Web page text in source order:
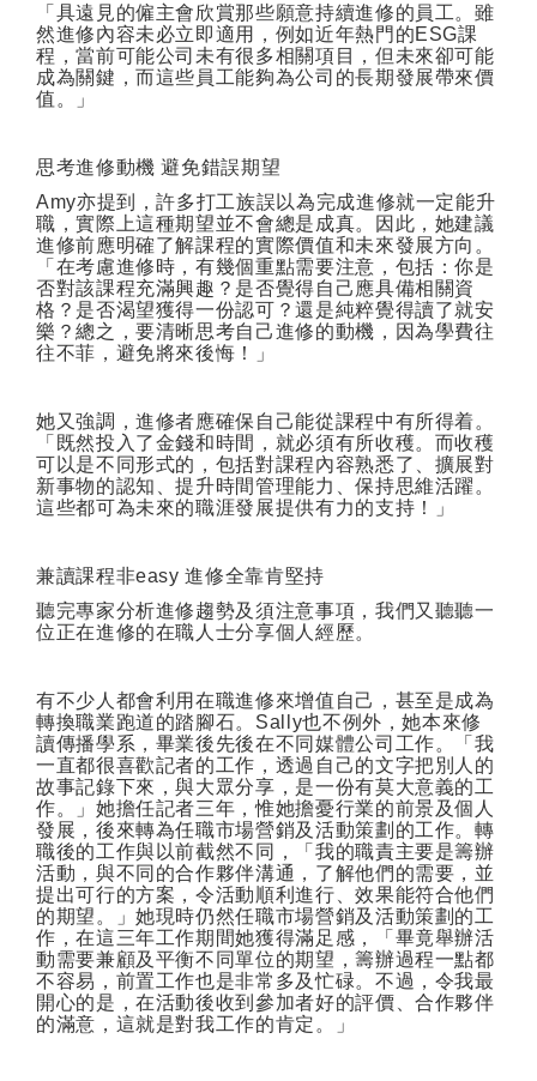
「具遠見的僱主會欣賞那些願意持續進修的員工。雖
然進修內容未必立即適用，例如近年熱門的ESG課
程，當前可能公司未有很多相關項目，但未來卻可能
成為關鍵，而這些員工能夠為公司的長期發展帶來價
值。」
思考進修動機 避免錯誤期望
Amy亦提到，許多打工族誤以為完成進修就一定能升
職，實際上這種期望並不會總是成真。因此，她建議
進修前應明確了解課程的實際價值和未來發展方向。
「在考慮進修時，有幾個重點需要注意，包括：你是
否對該課程充滿興趣？是否覺得自己應具備相關資
格？是否渴望獲得一份認可？還是純粹覺得讀了就安
樂？總之，要清晰思考自己進修的動機，因為學費往
往不菲，避免將來後悔！」
她又強調，進修者應確保自己能從課程中有所得着。
「既然投入了金錢和時間，就必須有所收穫。而收穫
可以是不同形式的，包括對課程內容熟悉了、擴展對
新事物的認知、提升時間管理能力、保持思維活躍。
這些都可為未來的職涯發展提供有力的支持！」
兼讀課程非easy進修全靠肯堅持
聽完專家分析進修趨勢及須注意事項，我們又聽聽一
位正在進修的在職人士分享個人經歷。
有不少人都會利用在職進修來增值自己，甚至是成為
轉換職業跑道的踏腳石。 Sally也不例外，她本來修
讀傳播學系，畢業後先後在不同媒體公司工作。「我
一直都很喜歡記者的工作，透過自己的文字把別人的
故事記錄下來，與大眾分享，是一份有莫大意義的工
作。」她擔任記者三年，惟她擔憂行業的前景及個人
發展，後來轉為任職市場營銷及活動策劃的工作。轉
職後的工作與以前截然不同，「我的職責主要是籌辦
活動，與不同的合作夥伴溝通，了解他們的需要，並
提出可行的方案，令活動順利進行、效果能符合他們
的期望。」她現時仍然任職市場營銷及活動策劃的工
作，在這三年工作期間她獲得滿足感，「畢竟舉辦活
動需要兼顧及平衡不同單位的期望，籌辦過程一點都
不容易，前置工作也是非常多及忙碌。不過，令我最
開心的是，在活動後收到參加者好的評價、合作夥伴
的滿意，這就是對我工作的肯定。」